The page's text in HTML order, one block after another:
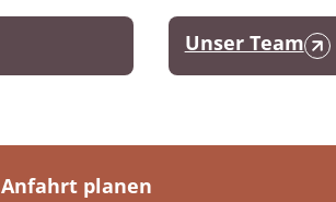
Unser Team
Anfahrt planen